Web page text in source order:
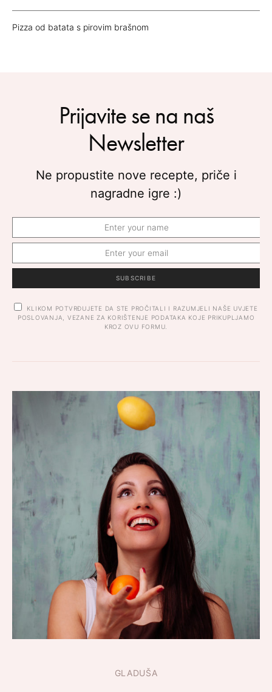
Pizza od batata s pirovim brašnom
Prijavite se na naš
Newsletter
Ne propustite nove recepte, priče i
nagradne igre :)
SUBSCRIBE
KLIKOM POTVRĐUJETE DA STE PROČITALI I RAZUMJELI NAŠE UVJETE
POSLOVANJA, VEZANE ZA KORIŠTENJE PODATAKA KOJE PRIKUPLJAMO
KROZ OVU FORMU.
GLADUŠA